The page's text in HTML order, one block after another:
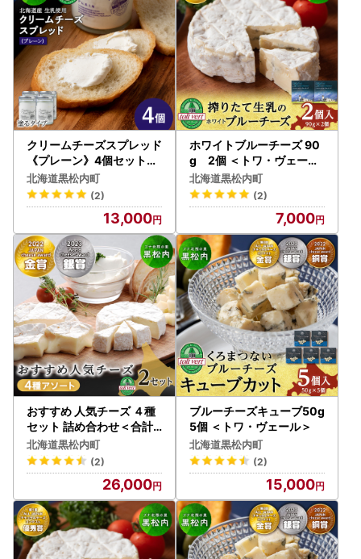
クリームチーズスプレッド
《プレーン》4個セット☆
ギフトボックス付き
北海道黒松内町
(2)
13,000
ホワイトブルーチーズ 90
g 2個 ＜トワ・ヴェール
＞
北海道黒松内町
(2)
7,000
おすすめ 人気チーズ ４種
セット 詰め合わせ＜合計8
品＞
北海道黒松内町
(2)
26,000
ブルーチーズキューブ50g
5個 ＜トワ・ヴェール＞
北海道黒松内町
(2)
15,000